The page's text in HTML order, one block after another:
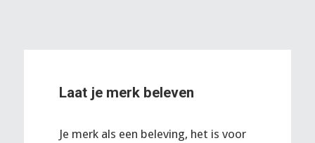
Laat je merk beleven
Je merk als een beleving, het is voor